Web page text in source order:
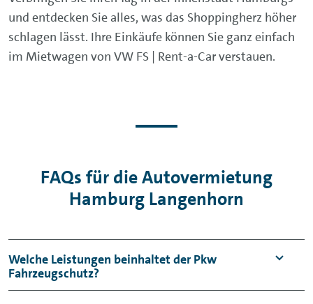
und entdecken Sie alles, was das Shoppingherz höher
schlagen lässt. Ihre Einkäufe können Sie ganz einfach
im Mietwagen von VW FS | Rent-a-Car verstauen.
FAQs für die Autovermietung
Hamburg Langenhorn
Welche Leistungen beinhaltet der Pkw
Fahrzeugschutz?